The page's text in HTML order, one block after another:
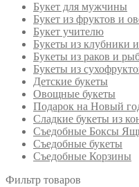
Букет для мужчины
Букет из фруктов и
Букет учителю
Букеты из клубники
Букеты из раков и
Букеты из
Детские букеты
Овощные букеты
Подарок на Новый
Сладкие букеты из
Съедобные Боксы
Съедобные букеты
Съедобные Корзины
Фильтр товаров